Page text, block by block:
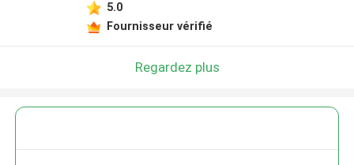
5.0
Fournisseur vérifié
Regardez plus